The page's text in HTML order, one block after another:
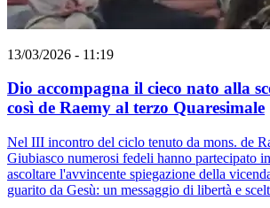
13/03/2026 - 11:19
Dio accompagna il cieco nato alla
così de Raemy al terzo Quaresimale
Nel III incontro del ciclo tenuto da mons. de
Giubiasco numerosi fedeli hanno partecipato
ascoltare l'avvincente spiegazione della
guarito da Gesù: un messaggio di libertà e